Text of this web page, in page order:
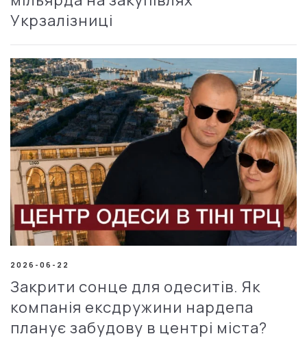
Укрзалізниці
2026-06-22
Закрити сонце для одеситів. Як
компанія ексдружини нардепа
планує забудову в центрі міста?